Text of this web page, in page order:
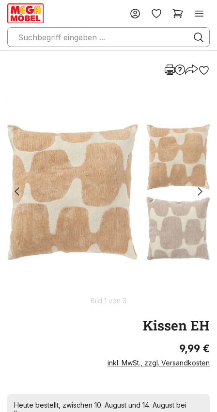
Bild 1 von 3
Kissen EH
9,99 €
inkl. MwSt., zzgl. Versandkosten
Heute bestellt, zwischen 10. August und 14. August bei